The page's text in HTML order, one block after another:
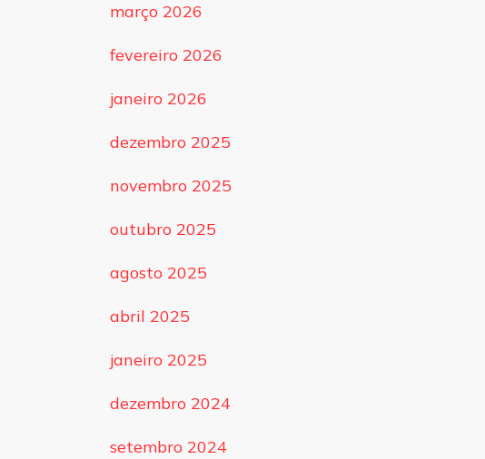
março 2026
fevereiro 2026
janeiro 2026
dezembro 2025
novembro 2025
outubro 2025
agosto 2025
abril 2025
janeiro 2025
dezembro 2024
setembro 2024